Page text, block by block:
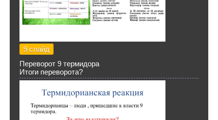
9 слайд
Переворот 9 термидора
Итоги переворота?